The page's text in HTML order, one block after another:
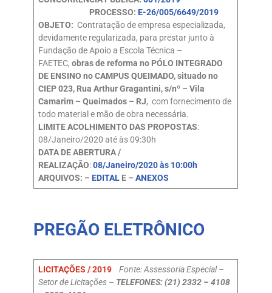
PROCESSO: E-26/005/6649/2019
OBJETO: Contratação de empresa especializada,
devidamente regularizada, para prestar junto à
Fundação de Apoio a Escola Técnica –
FAETEC, obras de reforma no PÓLO INTEGRADO
DE ENSINO no CAMPUS QUEIMADO, situado no
CIEP 023, Rua Arthur Gragantini, s/nº – Vila
Camarim – Queimados – RJ, com fornecimento de
todo material e mão de obra necessária.
LIMITE ACOLHIMENTO DAS PROPOSTAS:
08/Janeiro/2020 até às 09:30h
DATA DE ABERTURA /
REALIZAÇÃO:08/Janeiro/2020 às 10:00h
ARQUIVOS: – EDITALE – ANEXOS
PREGÃO ELETRÔNICO
LICITAÇÕES / 2019Fonte: Assessoria Especial –
Setor de Licitações – TELEFONES: (21) 2332 – 4108